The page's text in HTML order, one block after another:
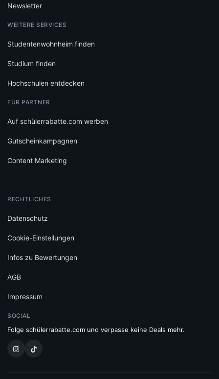
Newsletter
WEITERE SERVICES
Studentenwohnheim finden
Studium finden
Hochschulen entdecken
FÜR PARTNER
Auf schülerrabatte.com werben
Gutscheinkampagnen
Content Marketing
RECHTLICHES
Datenschutz
Cookie-Einstellungen
Infos zu Bewertungen
AGB
Impressum
SOCIAL
Folge schülerrabatte.com und verpasse keine Deals mehr.